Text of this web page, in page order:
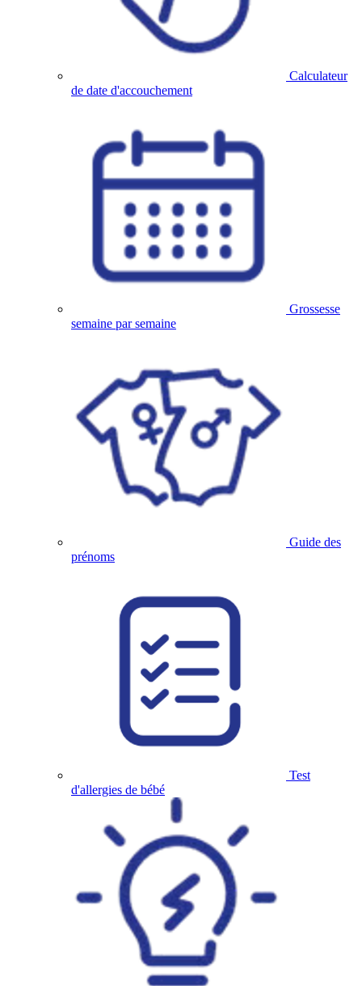
Calculateur
de date d'accouchement
Grossesse
semaine par semaine
Guide des
prénoms
Test
d'allergies de bébé